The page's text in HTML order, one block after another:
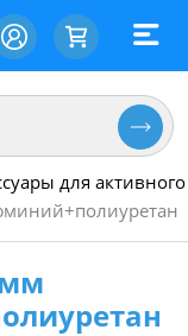
для
мм